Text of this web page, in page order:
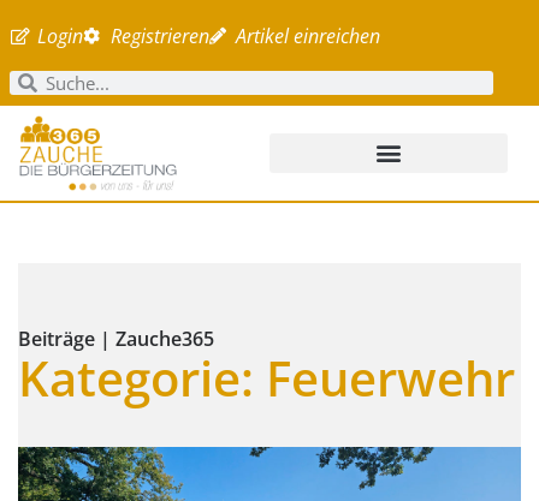
Login Registrieren Artikel einreichen
Beiträge | Zauche365
Kategorie: Feuerwehr